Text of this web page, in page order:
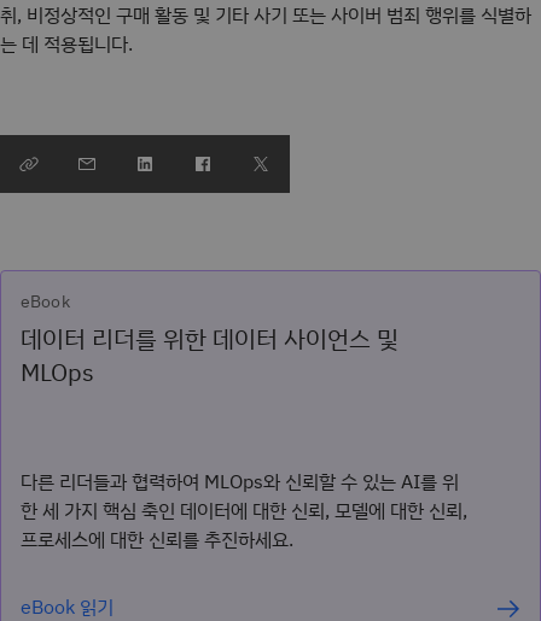
취, 비정상적인 구매 활동 및 기타 사기 또는 사이버 범죄 행위를 식별하
는 데 적용됩니다.
eBook
데이터 리더를 위한 데이터 사이언스 및
MLOps
다른 리더들과 협력하여 MLOps와 신뢰할 수 있는 AI를 위
한 세 가지 핵심 축인 데이터에 대한 신뢰, 모델에 대한 신뢰,
프로세스에 대한 신뢰를 추진하세요.
eBook 읽기